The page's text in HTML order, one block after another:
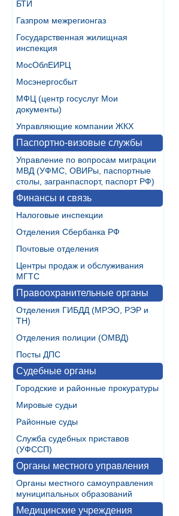
БТИ
Газпром межрегионгаз
Государственная жилищная
инспекция
МосОблЕИРЦ
Мосэнергосбыт
МФЦ (центр госуслуг Мои
документы)
Управляющие компании ЖКХ
Паспортно-визовые службы
Управление по вопросам миграции
МВД (УФМС, ОВИРы, паспортные
столы, загранпаспорт, паспорт РФ)
Финансы и связь
Налоговые инспекции
Отделения Сбербанка РФ
Почтовые отделения
Центры продаж и обслуживания
МГТС
Правоохранительные органы
Отделения ГИБДД (МРЭО, РЭР и
ТН)
Отделения полиции (ОМВД)
Посты ДПС
Судебные органы
Городские и районные прокуратуры
Мировые судьи
Районные суды
Служба судебных приставов
(УФССП)
Органы местного управления
Органы местного самоуправления
муниципальных образований
Медицинские учреждения